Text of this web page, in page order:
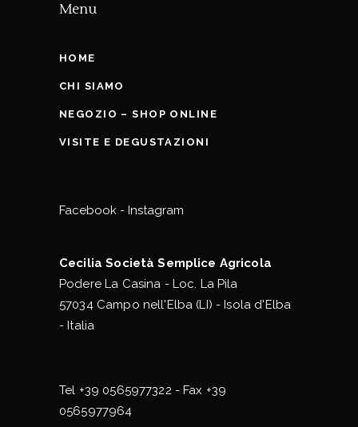
Menu
HOME
CHI SIAMO
NEGOZIO – SHOP ONLINE
VISITE E DEGUSTAZIONI
Facebook - Instagram
Cecilia Società Semplice Agricola
Podere La Casina - Loc. La Pila
57034 Campo nell'Elba (LI) - Isola d'Elba
- Italia
Tel +39 0565977322 - Fax +39
0565977964